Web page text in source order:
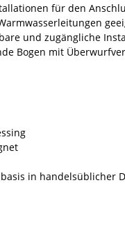
für den
und zugängliche
Bogen mit
in handelsüblicher